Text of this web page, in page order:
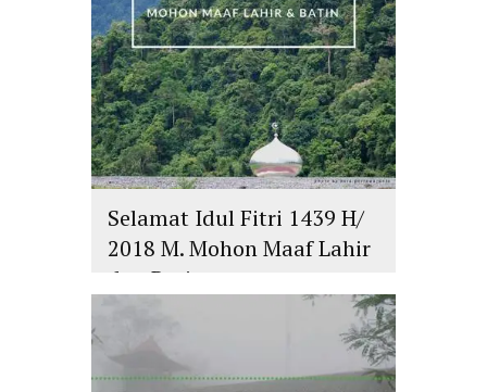
Selamat Idul Fitri 1439 H/
2018 M. Mohon Maaf Lahir
dan Batin